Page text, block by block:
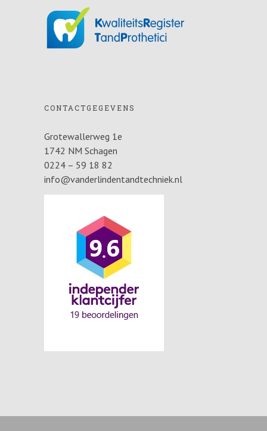
CONTACTGEGEVENS
Grotewallerweg 1e
1742 NM Schagen
0224 – 59 18 82
info@vanderlindentandtechniek.nl